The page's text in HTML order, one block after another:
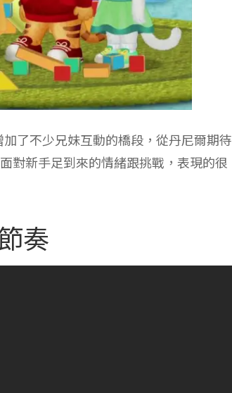
了不少兄妹互動的橋段，從丹尼爾期待
對新手足到來的情緒跟挑戰，表現的很
奏